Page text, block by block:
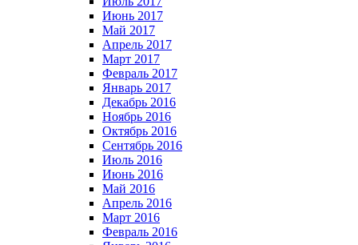
Июнь 2017
Май 2017
Апрель 2017
Март 2017
Февраль 2017
Январь 2017
Декабрь 2016
Ноябрь 2016
Октябрь 2016
Сентябрь 2016
Июль 2016
Июнь 2016
Май 2016
Апрель 2016
Март 2016
Февраль 2016